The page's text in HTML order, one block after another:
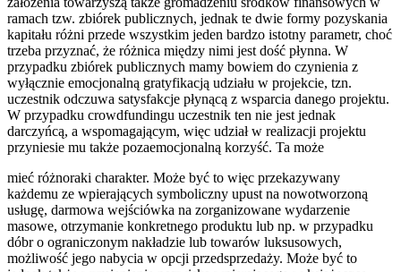
ramach tzw. zbiórek publicznych, jednak te dwie formy pozyskania
kapitału różni przede wszystkim jeden bardzo istotny parametr, choć
trzeba przyznać, że różnica między nimi jest dość płynna. W
przypadku zbiórek publicznych mamy bowiem do czynienia z
wyłącznie emocjonalną gratyfikacją udziału w projekcie, tzn.
uczestnik odczuwa satysfakcje płynącą z wsparcia danego projektu.
W przypadku crowdfundingu uczestnik ten nie jest jednak
darczyńcą, a wspomagającym, więc udział w realizacji projektu
przyniesie mu także pozaemocjonalną korzyść. Ta może
mieć różnoraki charakter. Może być to więc przekazywany
każdemu ze wpierających symboliczny upust na nowotworzoną
usługę, darmowa wejściówka na zorganizowane wydarzenie
masowe, otrzymanie konkretnego produktu lub np. w przypadku
dóbr o ograniczonym nakładzie lub towarów luksusowych,
możliwość jego nabycia w opcji przedsprzedaży. Może być to